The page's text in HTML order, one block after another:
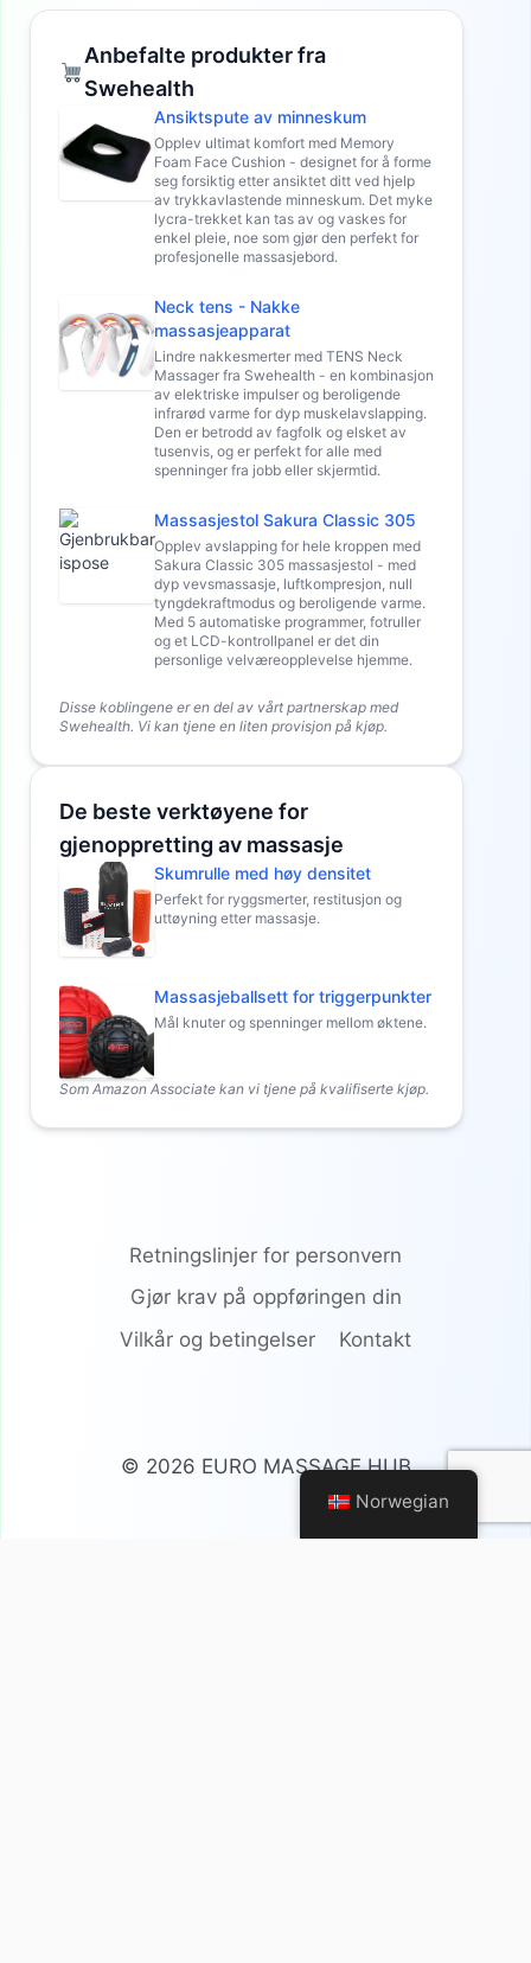
Anbefalte produkter fra
Swehealth
Ansiktspute av minneskum
Opplev ultimat komfort med Memory
Foam Face Cushion - designet for å forme
seg forsiktig etter ansiktet ditt ved hjelp
av trykkavlastende minneskum. Det myke
lycra-trekket kan tas av og vaskes for
enkel pleie, noe som gjør den perfekt for
profesjonelle massasjebord.
Neck tens - Nakke
massasjeapparat
Lindre nakkesmerter med TENS Neck
Massager fra Swehealth - en kombinasjon
av elektriske impulser og beroligende
infrarød varme for dyp muskelavslapping.
Den er betrodd av fagfolk og elsket av
tusenvis, og er perfekt for alle med
spenninger fra jobb eller skjermtid.
Massasjestol Sakura Classic 305
Opplev avslapping for hele kroppen med
Sakura Classic 305 massasjestol - med
dyp vevsmassasje, luftkompresjon, null
tyngdekraftmodus og beroligende varme.
Med 5 automatiske programmer, fotruller
og et LCD-kontrollpanel er det din
personlige velværeopplevelse hjemme.
Disse koblingene er en del av vårt partnerskap med
Swehealth. Vi kan tjene en liten provisjon på kjøp.
De beste verktøyene for
gjenoppretting av massasje
Skumrulle med høy densitet
Perfekt for ryggsmerter, restitusjon og
uttøyning etter massasje.
Massasjeballsett for triggerpunkter
Mål knuter og spenninger mellom øktene.
Som Amazon Associate kan vi tjene på kvalifiserte kjøp.
Retningslinjer for personvern
Gjør krav på oppføringen din
Vilkår og betingelser
Kontakt
© 2026 EURO MASSAGE HUB
Norwegian